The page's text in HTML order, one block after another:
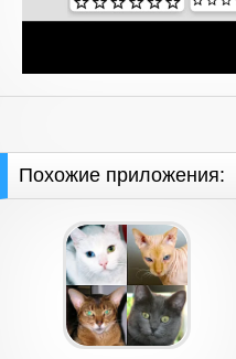
Похожие приложения: